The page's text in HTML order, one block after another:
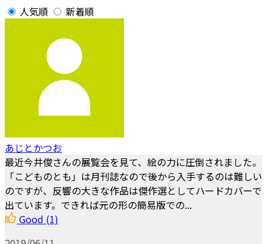
人気順 新着順
あじとかつお
最近今井俊さんの展覧会を見て、絵の力に圧倒されました。
「こどものとも」は月刊誌なので後から入手するのは難しい
のですが、反響の大きな作品は傑作選としてハードカバーで
出ています。できれば元の形の簡易版での...
Good (1)